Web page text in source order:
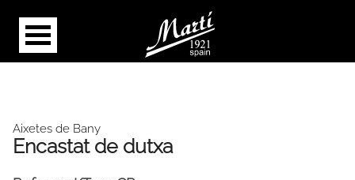
Aixetes de Bany
Encastat de dutxa